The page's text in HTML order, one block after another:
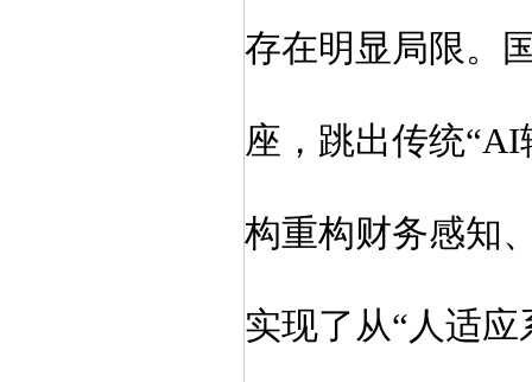
存在明显局限。
座，跳出传统
构重构财务感知
实现了从“人适